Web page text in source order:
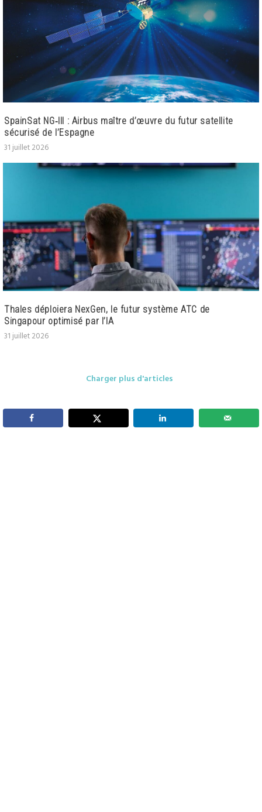
SpainSat NG‑III : Airbus maître d’œuvre du futur satellite
sécurisé de l’Espagne
31 juillet 2026
Thales déploiera NexGen, le futur système ATC de
Singapour optimisé par l’IA
31 juillet 2026
Charger plus d'articles